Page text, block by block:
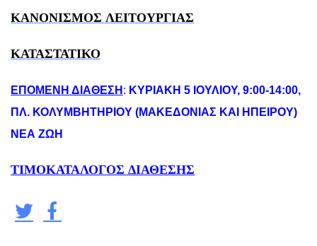
ΚΑΝΟΝΙΣΜΟΣ ΛΕΙΤΟΥΡΓΙΑΣ
ΚΑΤΑΣΤΑΤΙΚΟ
ΕΠΟΜΕΝΗ ΔΙΑΘΕΣΗ : ΚΥΡΙΑΚΗ 5 ΙΟΥΛΙΟΥ, 9:00-14:00,
ΠΛ. ΚΟΛΥΜΒΗΤΗΡΙΟΥ (ΜΑΚΕΔΟΝΙΑΣ ΚΑΙ ΗΠΕΙΡΟΥ)
ΝΕΑ ΖΩΗ
ΤΙΜΟΚΑΤΑΛΟΓΟΣ ΔΙΑΘΕΣΗΣ